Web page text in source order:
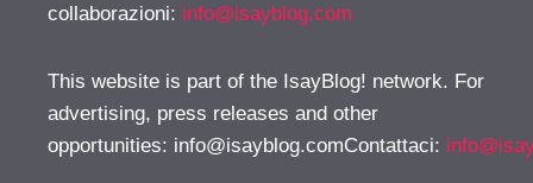
collaborazioni: info@isayblog.com
This website is part of the IsayBlog! network. For
advertising, press releases and other
opportunities: info@isayblog.comContattaci: